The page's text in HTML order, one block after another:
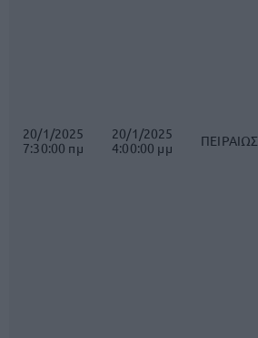
20/1/2025
7:30:00 πμ
20/1/2025
4:00:00 μμ
ΠΕΙΡΑΙΩΣ